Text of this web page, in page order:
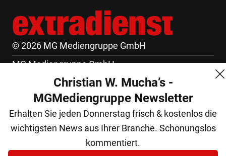
© 2026 MG Mediengruppe GmbH
MG Mediengruppe GmbH
Burgring 1/7
1010 Wien
+43 (1) 522 14 14
office@mgmedien.at
Christian W. Mucha’s -
MGMediengruppe Newsletter
Erhalten Sie jeden Donnerstag frisch & kostenlos die
wichtigsten News aus Ihrer Branche. Schonungslos
kommentiert.